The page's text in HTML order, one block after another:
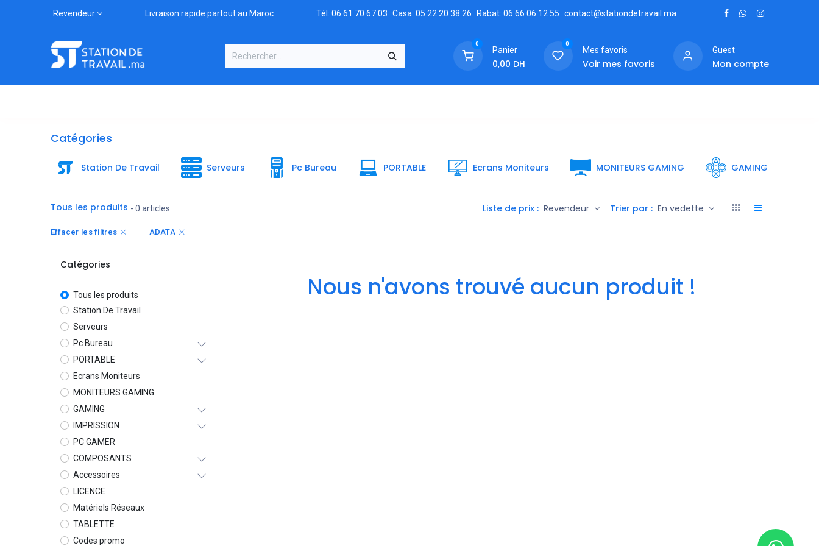
Revendeur Livraison rapide partout au Maroc Tél: 06 61 70 67 03 Casa: 05 22 20 38 26 Rabat: 06 66 06 12 55 contact@stationdetravail.ma
0
Panier
0,00 DH
0
Mes favoris
Voir mes favoris
Guest
Mon compte
Catégories
Station De Travail Serveurs Pc Bureau PORTABLE Ecrans Moniteurs MONITEURS GAMING GAMING
Tous les produits - 0 articles Liste de prix : Revendeur Trier par : En vedette
Effacer les filtres ADATA
Catégories
Tous les produits
Station De Travail
Serveurs
Pc Bureau
PORTABLE
Ecrans Moniteurs
MONITEURS GAMING
GAMING
IMPRISSION
PC GAMER
COMPOSANTS
Accessoires
LICENCE
Matériels Réseaux
TABLETTE
Codes promo
Nous n'avons trouvé aucun produit !